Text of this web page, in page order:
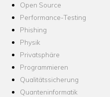
Open Source
Performance-Testing
Phishing
Physik
Privatsphäre
Programmieren
Qualitätssicherung
Quanteninformatik